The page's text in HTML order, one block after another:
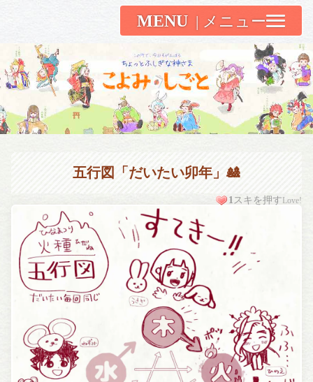
MENU
こよみしごと〔和原ハト〕
五行図「だいたい卯年」🎎
1 スキを押す Love!